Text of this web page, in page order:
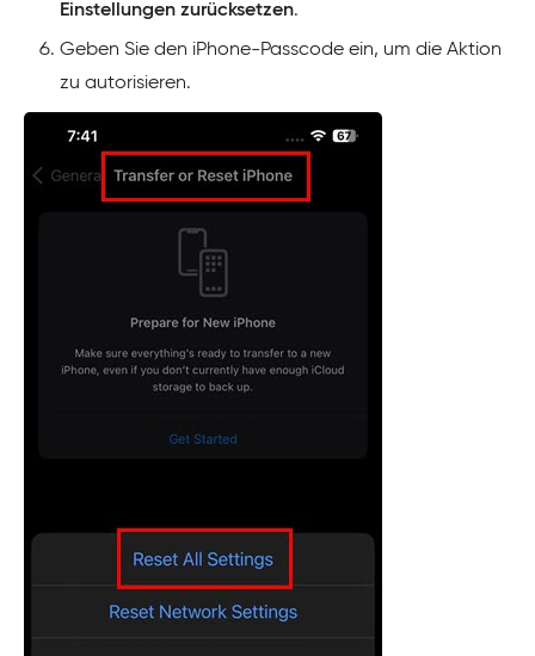
Einstellungen zurücksetzen.
Geben Sie den iPhone-Passcode ein, um die Aktion
zu autorisieren.